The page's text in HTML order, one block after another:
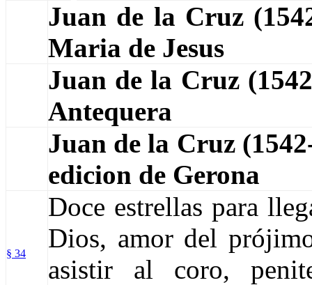
Juan de la Cruz
Maria de Jesus
Juan de la Cruz
Antequera
Juan de la Cruz
edicion de Gerona
§ 34
Doce estrellas para
Dios, amor del
asistir al coro,